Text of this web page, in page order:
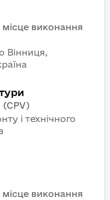
місце виконання
Вінниця,
(CPV)
і технічного
місце виконання